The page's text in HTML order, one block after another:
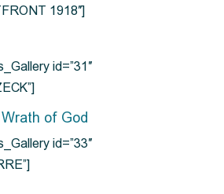
1918″]
id=”31″
of God
id=”33″